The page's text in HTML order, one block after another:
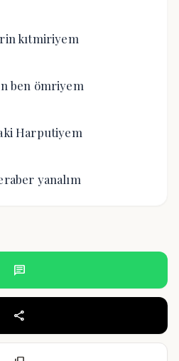
kıtmiriyem
ben ömriyem
Harputiyem
yanalım
chat
share